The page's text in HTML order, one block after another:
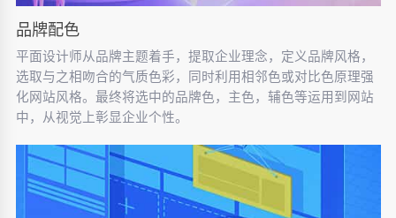
品牌配色
平面设计师从品牌主题着手，提取企业理念，定义品牌风格，
选取与之相吻合的气质色彩，同时利用相邻色或对比色原理强
化网站风格。最终将选中的品牌色，主色，辅色等运用到网站
中，从视觉上彰显企业个性。